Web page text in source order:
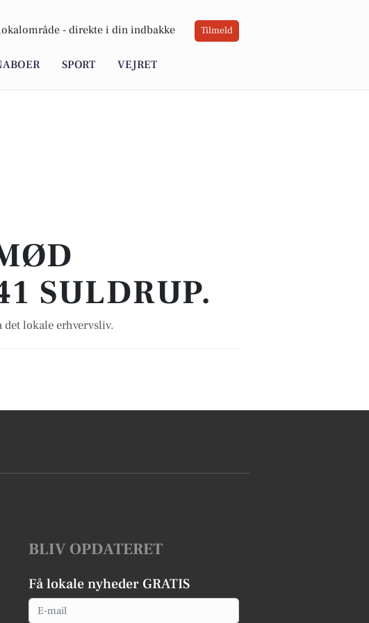
- direkte i din indbakke Tilmeld
SPORT VEJRET
SULDRUP.
lokale erhvervsliv.
BLIV OPDATERET
Få lokale nyheder GRATIS
Email